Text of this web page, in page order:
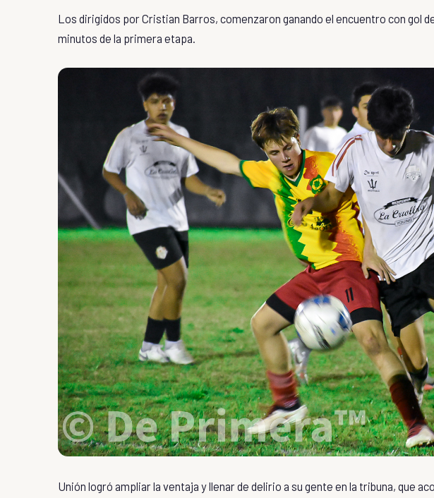
Los dirigidos por Cristian Barros, comenzaron ganando el encuentro con gol
minutos de la primera etapa.
Unión logró ampliar la ventaja y llenar de delirio a su gente en la tribuna, que